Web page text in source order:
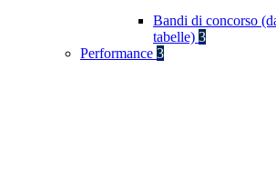
Bandi di concorso
tabelle) 3
Performance 3